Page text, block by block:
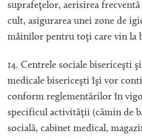
suprafeţelor, aerisirea
cult, asigurarea unei zone de
mâinilor pentru toţi care vin la
14. Centrele sociale bisericeşti
medicale bisericeşti îşi vor
conform reglementărilor în
specificul activităţii (cămin de
socială, cabinet medical,